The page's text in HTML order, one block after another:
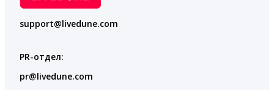
support@livedune.com
PR-отдел:
pr@livedune.com